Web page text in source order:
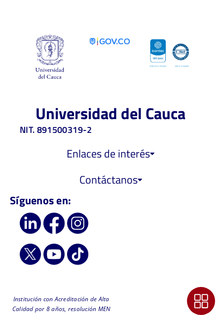
Universidad del Cauca
NIT. 891500319-2
Enlaces de interés
Contáctanos
Síguenos en:
Institución con Acreditación de Alta
Calidad por 8 años, resolución MEN